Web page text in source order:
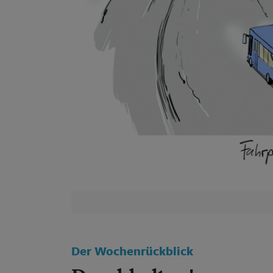
Der Wochenrückblick